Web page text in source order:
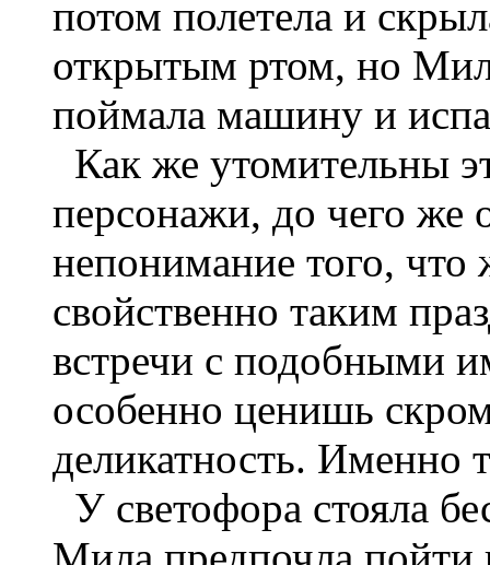
потом полетела и
открытым ртом, но
поймала машину и
Как же утомительны
персонажи, до чего же
непонимание того,
свойственно таким
встречи с подобными
особенно ценишь
деликатность. Именно
У светофора стояла